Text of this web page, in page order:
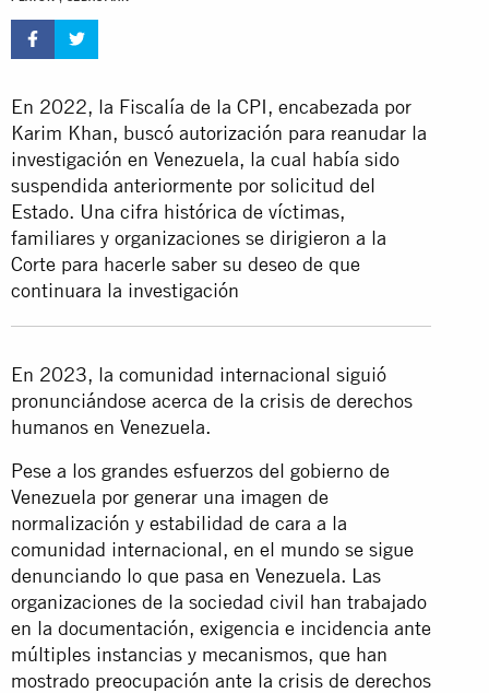
En 2022, la Fiscalía de la CPI, encabezada por
Karim Khan, buscó autorización para reanudar la
investigación en Venezuela, la cual había sido
suspendida anteriormente por solicitud del
Estado. Una cifra histórica de víctimas,
familiares y organizaciones se dirigieron a la
Corte para hacerle saber su deseo de que
continuara la investigación
En 2023, la comunidad internacional siguió
pronunciándose acerca de la crisis de derechos
humanos en Venezuela.
Pese a los grandes esfuerzos del gobierno de
Venezuela por generar una imagen de
normalización y estabilidad de cara a la
comunidad internacional, en el mundo se sigue
denunciando lo que pasa en Venezuela. Las
organizaciones de la sociedad civil han trabajado
en la documentación, exigencia e incidencia ante
múltiples instancias y mecanismos, que han
mostrado preocupación ante la crisis de derechos